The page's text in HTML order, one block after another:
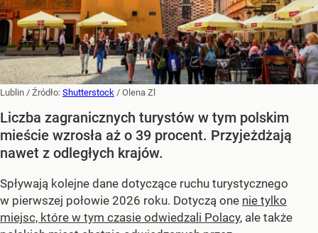
Lublin / Źródło: Shutterstock / Olena Zl
Liczba zagranicznych turystów w tym polskim
mieście wzrosła aż o 39 procent. Przyjeżdżają
nawet z odległych krajów.
Spływają kolejne dane dotyczące ruchu turystycznego
w pierwszej połowie 2026 roku. Dotyczą one nie tylko
miejsc, które w tym czasie odwiedzali Polacy, ale także